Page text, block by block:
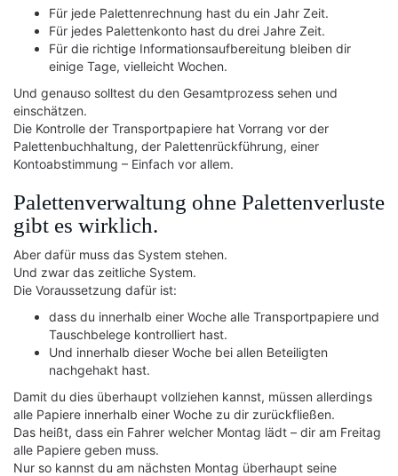
Für jede Palettenrechnung hast du ein Jahr Zeit.
Für jedes Palettenkonto hast du drei Jahre Zeit.
Für die richtige Informationsaufbereitung bleiben dir
einige Tage, vielleicht Wochen.
Und genauso solltest du den Gesamtprozess sehen und
einschätzen.
Die Kontrolle der Transportpapiere hat Vorrang vor der
Palettenbuchhaltung, der Palettenrückführung, einer
Kontoabstimmung – Einfach vor allem.
Palettenverwaltung ohne Palettenverluste
gibt es wirklich.
Aber dafür muss das System stehen.
Und zwar das zeitliche System.
Die Voraussetzung dafür ist:
dass du innerhalb einer Woche alle Transportpapiere und
Tauschbelege kontrolliert hast.
Und innerhalb dieser Woche bei allen Beteiligten
nachgehakt hast.
Damit du dies überhaupt vollziehen kannst, müssen allerdings
alle Papiere innerhalb einer Woche zu dir zurückfließen.
Das heißt, dass ein Fahrer welcher Montag lädt – dir am Freitag
alle Papiere geben muss.
Nur so kannst du am nächsten Montag überhaupt seine